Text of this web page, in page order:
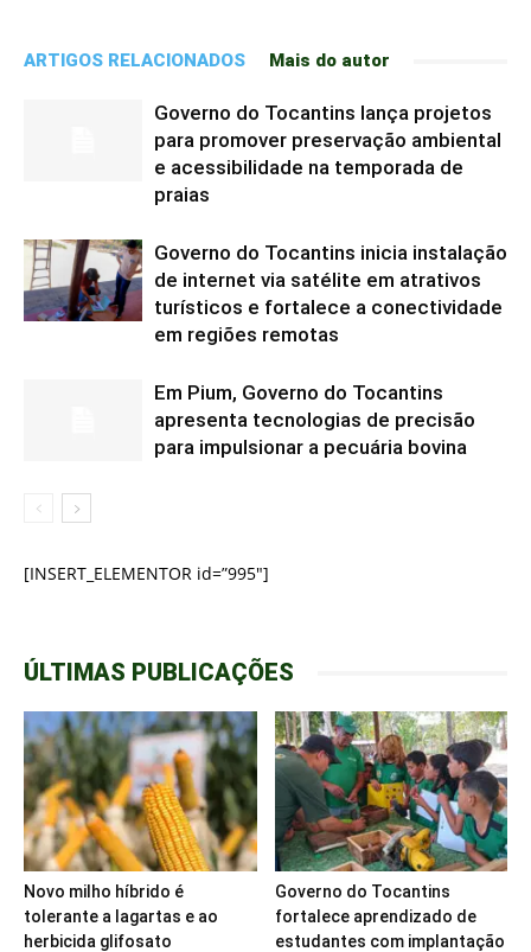
ARTIGOS RELACIONADOS Mais do autor
Governo do Tocantins lança projetos
para promover preservação ambiental
e acessibilidade na temporada de
praias
Governo do Tocantins inicia instalação
de internet via satélite em atrativos
turísticos e fortalece a conectividade
em regiões remotas
Em Pium, Governo do Tocantins
apresenta tecnologias de precisão
para impulsionar a pecuária bovina
[INSERT_ELEMENTOR id=”995″]
ÚLTIMAS PUBLICAÇÕES
Novo milho híbrido é
tolerante a lagartas e ao
herbicida glifosato
Governo do Tocantins
fortalece aprendizado de
estudantes com implantação